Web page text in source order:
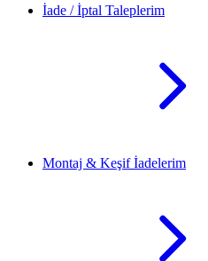
İade / İptal Taleplerim
Montaj & Keşif İadelerim